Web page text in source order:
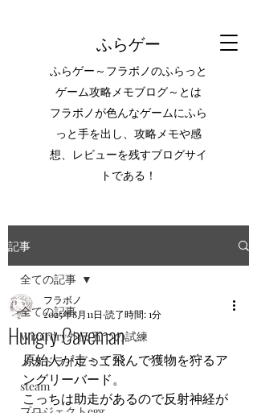
ふらゲー
ふらゲー～フラボノのふらっと
ゲーム攻略メモブログ～とは
フラボノが色んなゲームにふら
っと手を出し、攻略メモや感
想、レビューを残すブログサイ
トである！
記事
全ての記事
Wizardry外伝 五つの試練
メガドライブミニ２
steam
全ての記事
Hungry Caveman
フラボノ
2025年8月11日 読了時間: 1分
原始人が走って飛んで獲物を狩るア
ングリーバード。
こっちは助走があるので反射神経が